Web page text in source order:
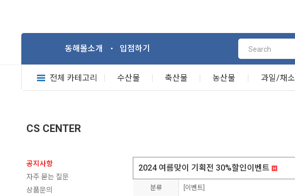
동해몰소개 입점하기
전체 카테고리 수산물 축산물 농산물 과일/채소
CS CENTER
공지사항
자주 묻는 질문
상품문의
2024 여름맞이 기획전 30%할인이벤트
분류 [이벤트]